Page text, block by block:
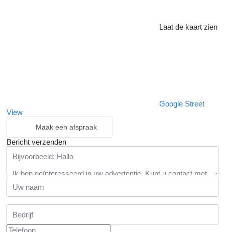
Laat de kaart zien
Google Street
View
Maak een afspraak
Bericht verzenden